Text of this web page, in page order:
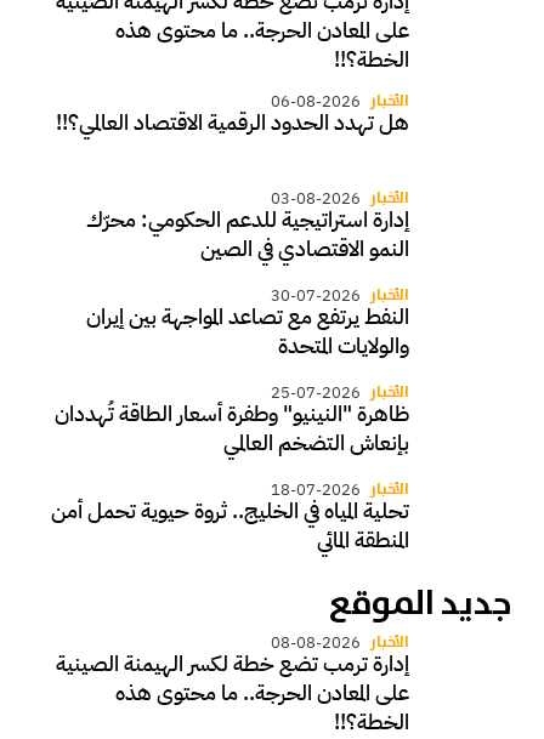
على المعادن الحرجة.. ما محتوى هذه
الخطة؟!!
الأخبار 06-08-2026
هل تهدد الحدود الرقمية الاقتصاد العالمي؟!!
الأخبار 03-08-2026
إدارة استراتيجية للدعم الحكومي: محرّك
النمو الاقتصادي في الصين
الأخبار 30-07-2026
النفط يرتفع مع تصاعد المواجهة بين إيران
والولايات المتحدة
الأخبار 25-07-2026
ظاهرة "النينيو" وطفرة أسعار الطاقة تُهددان
بإنعاش التضخم العالمي
الأخبار 18-07-2026
تحلية المياه في الخليج.. ثروة حيوية تحمل أمن
المنطقة المائي
جديد الموقع
الأخبار 08-08-2026
إدارة ترمب تضع خطة لكسر الهيمنة الصينية
على المعادن الحرجة.. ما محتوى هذه
الخطة؟!!